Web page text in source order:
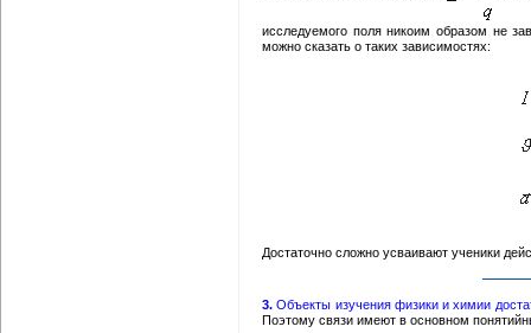
исследуемого поля никоим образом не
можно сказать о таких зависимостях:
Достаточно сложно усваивают ученики
3. Объекты изучения физики и химии
Поэтому связи имеют в основном